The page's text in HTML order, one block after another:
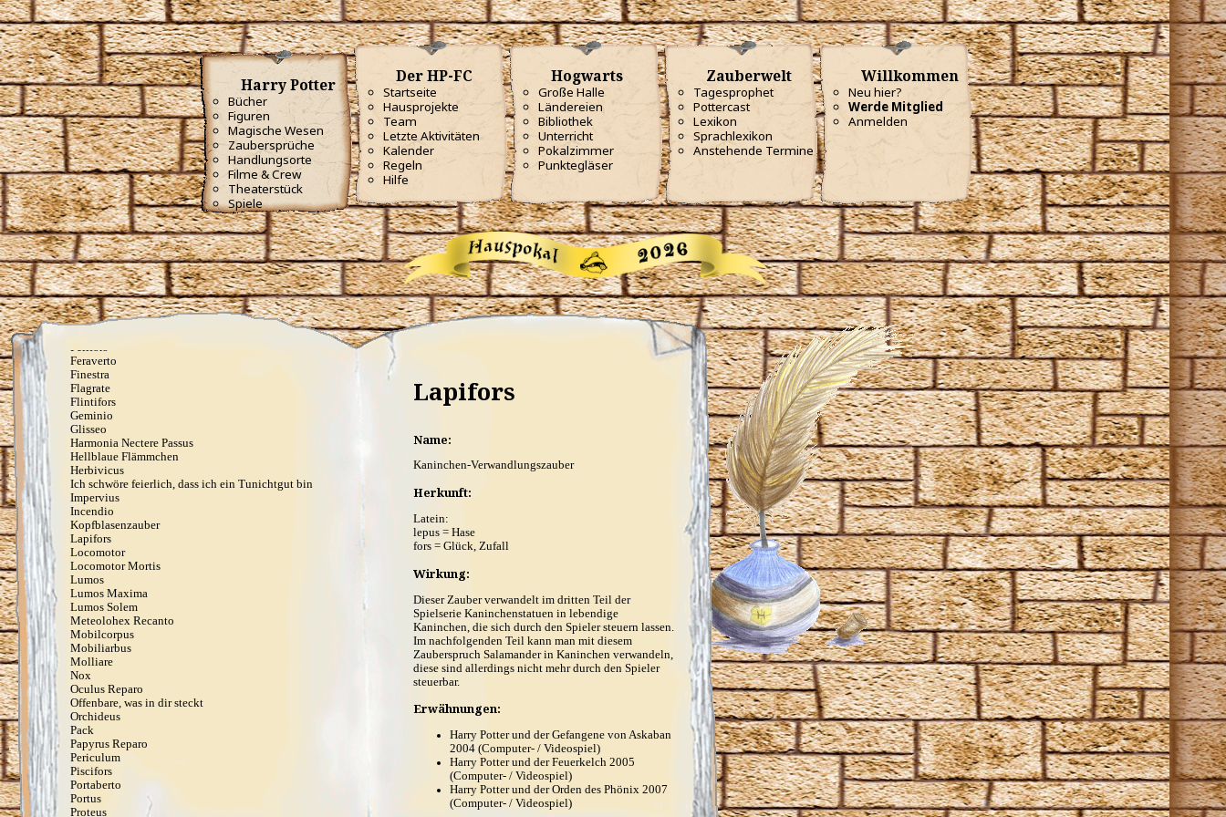
Harry Potter
Bücher
Figuren
Magische Wesen
Zaubersprüche
Handlungsorte
Filme & Crew
Theaterstück
Spiele
Der HP-FC
Startseite
Hausprojekte
Team
Letzte Aktivitäten
Kalender
Regeln
Hilfe
Hogwarts
Große Halle
Ländereien
Bibliothek
Unterricht
Pokalzimmer
Punktegläser
Zauberwelt
Tagesprophet
Pottercast
Lexikon
Sprachlexikon
Anstehende Termine
Willkommen
Neu hier?
Werde Mitglied
Anmelden
Appare Vestigium
Ascendio
Avensegio
Avis
Baubillious
Cantis
Carpe Retractum
Capacious Extremis
Circumrota
Cistem Aperio
Colloportus
Colovaria
Crinus Muto
Depulso
Diffindo
Diminuendo
Dissendium
Eidotter, Gänsekraut und Sonnenschein, gelb soll
diese fette Ratte sein
Elasto (orig. Spongify)
Engorgio
Entschleime
Epoximise
Erecto
Felifors
Feraverto
Finestra
Flagrate
Flintifors
Geminio
Glisseo
Harmonia Nectere Passus
Hellblaue Flämmchen
Herbivicus
Ich schwöre feierlich, dass ich ein Tunichtgut bin
Impervius
Incendio
Kopfblasenzauber
Lapifors
Locomotor
Locomotor Mortis
Lumos
Lumos Maxima
Lumos Solem
Meteolohex Recanto
Mobilcorpus
Mobiliarbus
Molliare
Nox
Oculus Reparo
Offenbare, was in dir steckt
Orchideus
Pack
Papyrus Reparo
Periculum
Piscifors
Portaberto
Portus
Proteus
Lapifors
Name:
Kaninchen-Verwandlungszauber
Herkunft:
Latein:
lepus = Hase
fors = Glück, Zufall
Wirkung:
Dieser Zauber verwandelt im dritten Teil der
Spielserie Kaninchenstatuen in lebendige
Kaninchen, die sich durch den Spieler steuern lassen.
Im nachfolgenden Teil kann man mit diesem
Zauberspruch Salamander in Kaninchen verwandeln,
diese sind allerdings nicht mehr durch den Spieler
steuerbar.
Erwähnungen:
Harry Potter und der Gefangene von Askaban
2004 (Computer- / Videospiel)
Harry Potter und der Feuerkelch 2005
(Computer- / Videospiel)
Harry Potter und der Orden des Phönix 2007
(Computer- / Videospiel)